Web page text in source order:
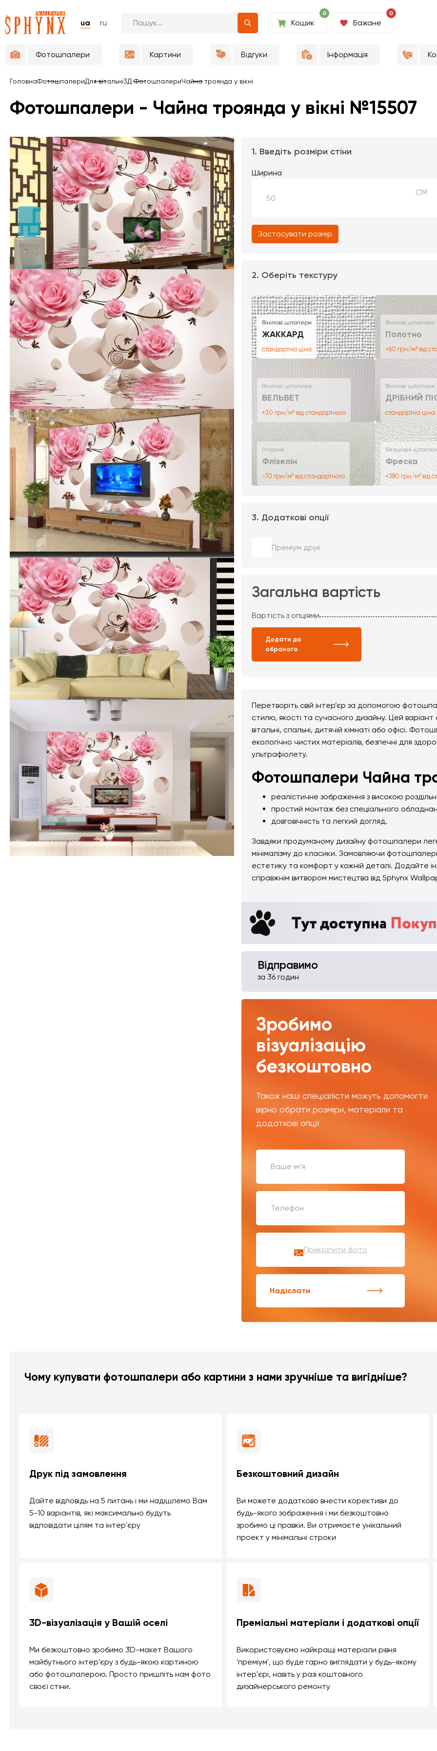
ua ru
0
Кошик
0
Бажане
Фотошпалери Картини Відгуки Інформація
ГоловнаФотошпалериДля вітальні3Д ФотошпалериЧайна троянда у вікні
Фотошпалери - Чайна троянда у вікні №15507
1. Введіть розміри стіни
Ширина
СМ
Застосувати розмір
2. Оберіть текстуру
Вінілові шпалери
ЖАККАРД
стандартна ціна
Вінілові шпалери
Полотно
+60 грн/м² від
Вінілові шпалери
ВЕЛЬВЕТ
+30 грн/м² від стандартного
Вінілові шпалери
ДРІБНИЙ
стандартна ціна
Гладкий
Флізелін
-70 грн/м² від стандартного
Безшовні
Фреска
+380 грн/м² від
3. Додаткові опції
Преміум друк
Загальна вартість
Вартість з опціями
Додати до
обраного
Перетворіть свій інтер’єр за допомогою
стилю, якості та сучасного дизайну. Цей
вітальні, спальні, дитячій кімнаті або офісі.
екологічно чистих матеріалів, безпечні для
ультрафіолету.
Фотошпалери Чайна
реалістичне зображення з високою
простий монтаж без спеціального
довговічність та легкий догляд.
Завдяки продуманому дизайну фотошпалери
мінімалізму до класики. Замовляючи
естетику та комфорт у кожній деталі. Додайте
справжнім витвором мистецтва від Sphynx
Відправимо
за 36 годин
Зробимо
візуалізацію
безкоштовно
Також наші спеціалісти можуть допомогти
вірно обрати розміри, матеріали та
додаткові опції
Прикріпити фото
Надіслати
Чому купувати фотошпалери або картини з нами зручніше та вигідніше?
Друк під замовлення
Дайте відповідь на 5 питань і ми надішлемо Вам
5-10 варіантів, які максимально будуть
відповідати цілям та інтер'єру
Безкоштовний дизайн
Ви можете додатково внести корективи до
будь-якого зображення і ми безкоштовно
зробимо ці правки. Ви отримаєте унікальний
проект у мінімальні строки
3D-візуалізація у Вашій оселі
Ми безкоштовно зробимо 3D-макет Вашого
майбутнього інтер'єру з будь-якою картиною
або фотошпалерою. Просто пришліть нам фото
своєї стіни.
Преміальні матеріали і додаткові опції
Використовуємо найкращі матеріали рівня
'преміум', що буде гарно виглядати у будь-якому
інтер'єрі, навіть у разі коштовного
дизайнерського ремонту